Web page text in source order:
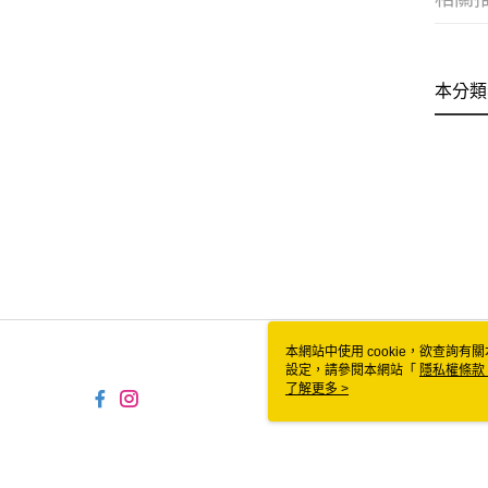
本分
本網站中使用 cookie，欲查詢有
設定，請參閱本網站「 隱私權條款
使用 cookie。
了解更多 >